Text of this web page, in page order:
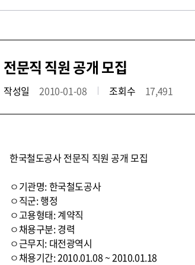
전문직 직원 공개 모집
작성일 2010-01-08 조회수 17,491
한국철도공사 전문직 직원 공개 모집
ㅇ기관명: 한국철도공사
ㅇ직군: 행정
ㅇ고용형태: 계약직
ㅇ채용구분: 경력
ㅇ근무지: 대전광역시
ㅇ채용기간: 2010.01.08 ~ 2010.01.18